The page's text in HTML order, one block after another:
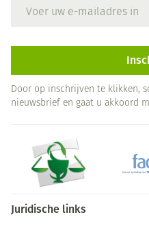
Door op inschrijven te klikken,
nieuwsbrief en gaat u akkoord
Juridische links